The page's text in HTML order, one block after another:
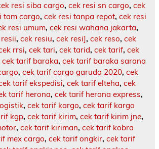
resi siba cargo, cek resi sn cargo, cek
tam cargo, cek resi tanpa repot, cek resi
resi umum, cek resi wahana jakarta,
, cek resiu, cek resi], cek reso, cek
rrsi, cek tari, cek tarid, cek tarif, cek
cek tarif baraka, cek tarif baraka sarana
, cek tarif cargo garuda 2020, cek
tarif ekspedisi, cek tarif elteha, cek
tarif herona, cek tarif herona express,
, cek tarif kargo, cek tarif kargo
kgp, cek tarif kirim, cek tarif kirim jne,
, cek tarif kiriman, cek tarif kobra
mex cargo, cek tarif ongkir, cek tarif